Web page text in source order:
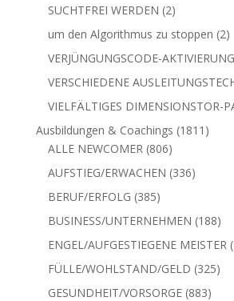
SUCHTFREI WERDEN 22
Produkte
um den Algorithmus zu stoppen 22
VERJÜNGUNGSCODE-AKTIVIERUNG
VERSCHIEDENE
VIELFÄLTIGES DIMENSIONSTOR-
Ausbildungen & Coachings 1811 1811
ALLE NEWCOMER 806806
Produkte
AUFSTIEG/ERWACHEN 336336
BERUF/ERFOLG 385385
Produkte
BUSINESS/UNTERNEHMEN 188188
ENGEL/AUFGESTIEGENE MEISTER
FÜLLE/WOHLSTAND/GELD 325325
GESUNDHEIT/VORSORGE 883883